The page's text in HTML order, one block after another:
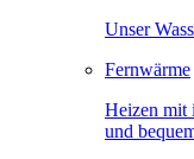
Unser
Fernwärme
Heizen mit
und